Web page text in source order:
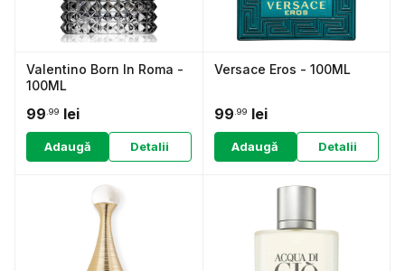
Valentino Born In Roma -
100ML
99 .99 lei
Adaugă Detalii
Versace Eros - 100ML
99 .99 lei
Adaugă Detalii